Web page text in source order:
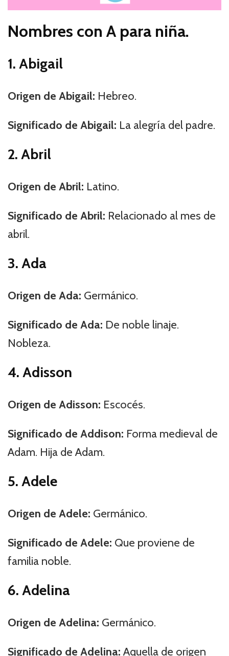
Nombres con A para niña.
1. Abigail
Origen de Abigail: Hebreo.
Significado de Abigail: La alegría del padre.
2. Abril
Origen de Abril: Latino.
Significado de Abril: Relacionado al mes de
abril.
3. Ada
Origen de Ada: Germánico.
Significado de Ada: De noble linaje.
Nobleza.
4. Adisson
Origen de Adisson: Escocés.
Significado de Addison: Forma medieval de
Adam. Hija de Adam.
5. Adele
Origen de Adele: Germánico.
Significado de Adele: Que proviene de
familia noble.
6. Adelina
Origen de Adelina: Germánico.
Significado de Adelina:Aquella de origen